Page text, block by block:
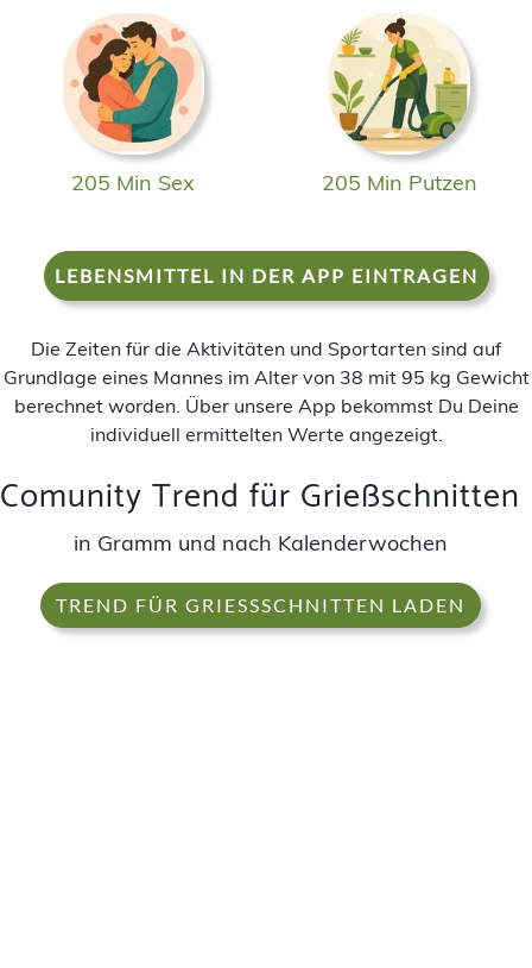
205 Min Sex 205 Min Putzen
LEBENSMITTEL IN DER APP EINTRAGEN
Die Zeiten für die Aktivitäten und Sportarten sind auf
Grundlage eines Mannes im Alter von 38 mit 95 kg Gewicht
berechnet worden. Über unsere App bekommst Du Deine
individuell ermittelten Werte angezeigt.
Comunity Trend für Grießschnitten
in Gramm und nach Kalenderwochen
TREND FÜR GRIESSSCHNITTEN LADEN